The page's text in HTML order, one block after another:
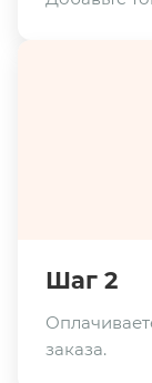
Шаг 2
заказа.